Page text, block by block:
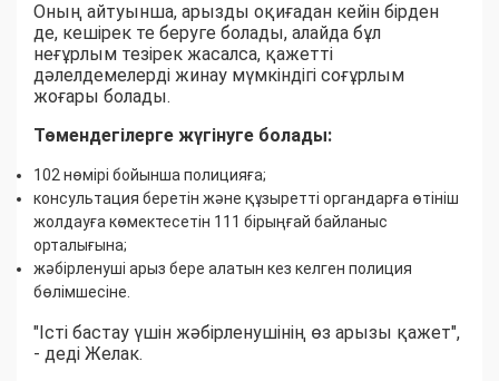
Оның айтуынша, арызды оқиғадан кейін бірден
де, кешірек те беруге болады, алайда бұл
неғұрлым тезірек жасалса, қажетті
дәлелдемелерді жинау мүмкіндігі соғұрлым
жоғары болады.
Төмендегілерге жүгінуге болады:
102 нөмірі бойынша полицияға;
консультация беретін және құзыретті органдарға өтініш
жолдауға көмектесетін 111 бірыңғай байланыс
орталығына;
жәбірленуші арыз бере алатын кез келген полиция
бөлімшесіне.
"Істі бастау үшін жәбірленушінің өз арызы қажет",
- деді Желак.